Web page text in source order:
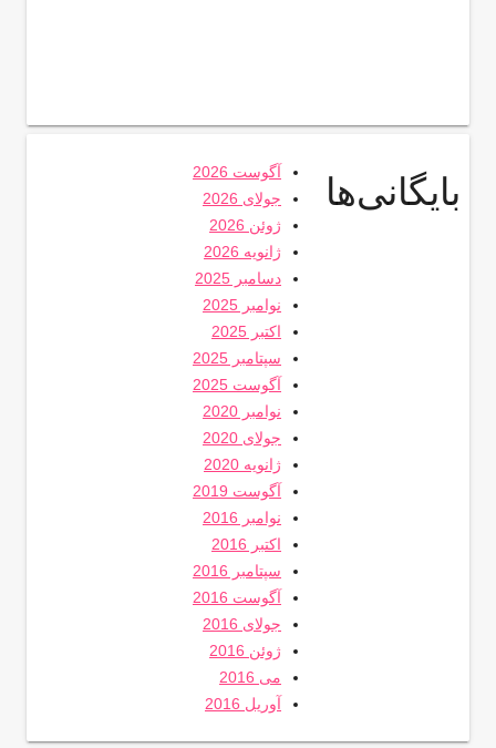
بایگانی‌ها
آگوست 2026
جولای 2026
ژوئن 2026
ژانویه 2026
دسامبر 2025
نوامبر 2025
اکتبر 2025
سپتامبر 2025
آگوست 2025
نوامبر 2020
جولای 2020
ژانویه 2020
آگوست 2019
نوامبر 2016
اکتبر 2016
سپتامبر 2016
آگوست 2016
جولای 2016
ژوئن 2016
می 2016
آوریل 2016